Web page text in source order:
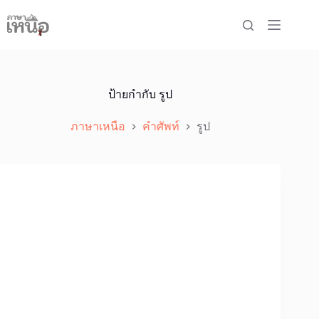
to
content
ป้ายกำกับ รูป
ภาษาเหนือ คำศัพท์ รูป